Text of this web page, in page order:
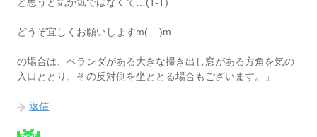
と思うと気が気ではなくて…(T-T)
どうぞ宜しくお願いしますm(__)m
の場合は、ベランダがある大きな掃き出し窓がある方角を気の
入口ととり、その反対側を坐ととる場合もございます。」
返信